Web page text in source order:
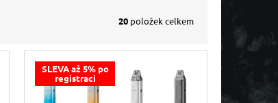
20 položek celkem
SLEVA až 5% po
registraci